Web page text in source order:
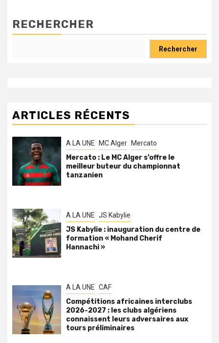
RECHERCHER
Rechercher
ARTICLES RÉCENTS
A LA UNE MC Alger Mercato
Mercato : Le MC Alger s’offre le
meilleur buteur du championnat
tanzanien
A LA UNE JS Kabylie
JS Kabylie : inauguration du centre de
formation « Mohand Cherif
Hannachi »
A LA UNE CAF
Compétitions africaines interclubs
2026-2027 : les clubs algériens
connaissent leurs adversaires aux
tours préliminaires